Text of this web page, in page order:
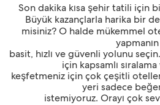
Son dakika kısa şehir tatili için
Büyük kazançlarla harika bir
misiniz? O halde mükemmel
yapmanın
basit, hızlı ve güvenli yolunu
için kapsamlı
keşfetmeniz için çok çeşitli
yeri sadece
istemiyoruz. Orayı çok